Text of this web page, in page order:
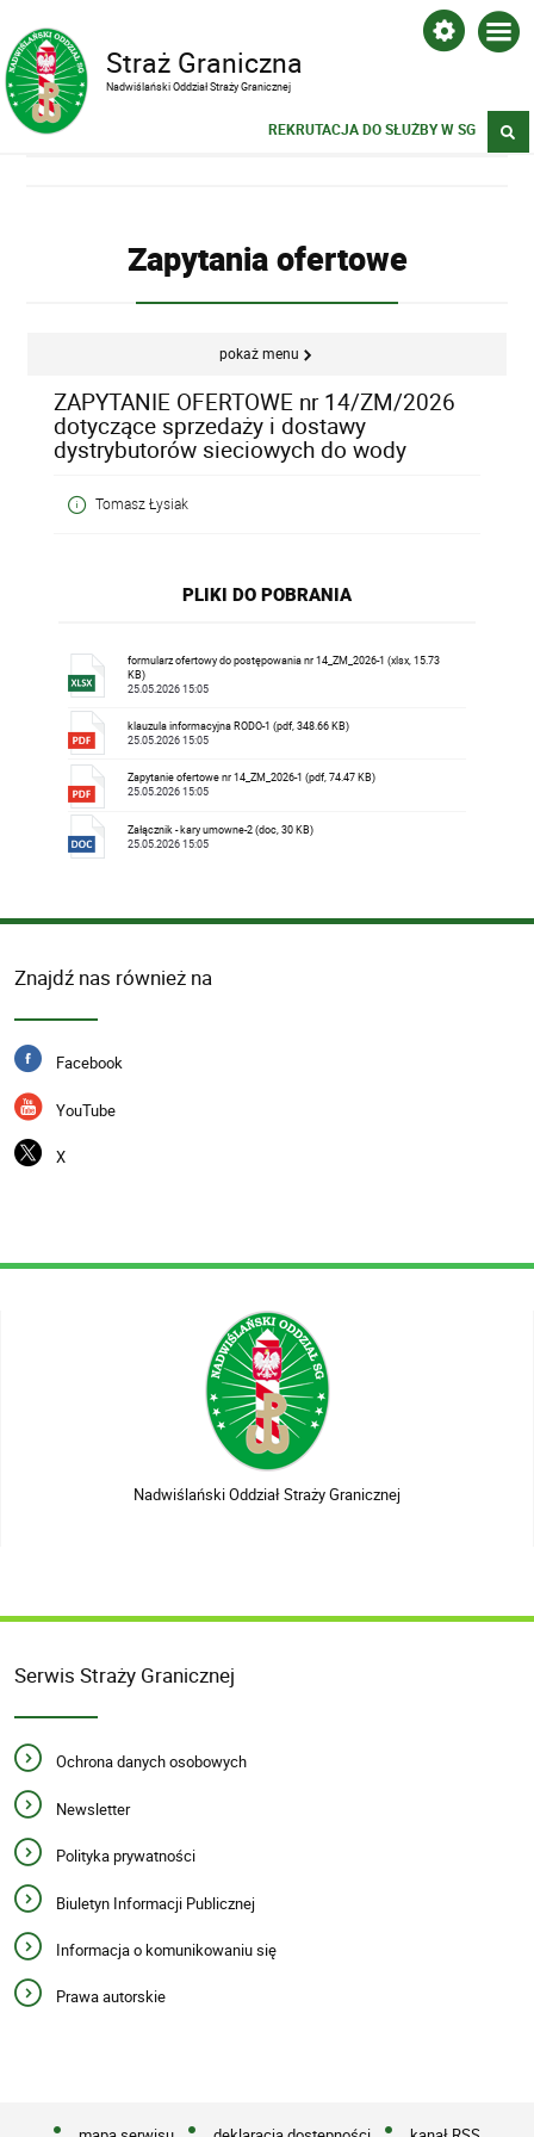
Straż Graniczna
Nadwiślański Oddział Straży Granicznej
REKRUTACJA DO SŁUŻBY W SG
Zapytania ofertowe
pokaż menu
ZAPYTANIE OFERTOWE nr 14/ZM/2026
dotyczące sprzedaży i dostawy
dystrybutorów sieciowych do wody
Tomasz Łysiak
PLIKI DO POBRANIA
formularz ofertowy do postępowania nr 14_ZM_2026-1 (xlsx, 15.73
KB)
25.05.2026 15:05
klauzula informacyjna RODO-1 (pdf, 348.66 KB)
25.05.2026 15:05
Zapytanie ofertowe nr 14_ZM_2026-1 (pdf, 74.47 KB)
25.05.2026 15:05
Załącznik - kary umowne-2 (doc, 30 KB)
25.05.2026 15:05
Znajdź nas również na
Facebook
YouTube
X
Nadwiślański Oddział Straży Granicznej
Serwis Straży Granicznej
Ochrona danych osobowych
Newsletter
Polityka prywatności
Biuletyn Informacji Publicznej
Informacja o komunikowaniu się
Prawa autorskie